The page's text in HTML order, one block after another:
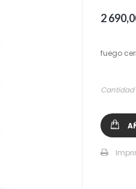
2
fuego
Cantidad